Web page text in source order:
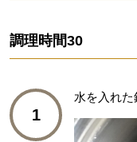
調理時間30
1
水を入れ